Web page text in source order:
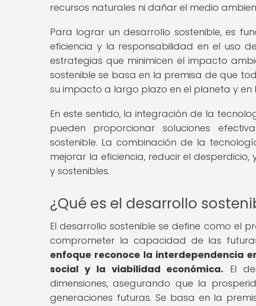
recursos naturales ni dañar el medio
Para lograr un desarrollo sostenible, es
eficiencia y la responsabilidad en el uso
estrategias que minimicen el impacto
sostenible se basa en la premisa de que
su impacto a largo plazo en el planeta y en
En este sentido, la integración de la
pueden proporcionar soluciones
sostenible. La combinación de la
mejorar la eficiencia, reducir el
y sostenibles.
¿Qué es el desarrollo
El desarrollo sostenible se define como el
comprometer la capacidad de las
enfoque reconoce la interdependencia
social y la viabilidad económica. El
dimensiones, asegurando que la
generaciones futuras. Se basa en la